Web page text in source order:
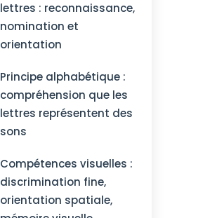
lettres : reconnaissance,
nomination et
orientation
Principe alphabétique :
compréhension que les
lettres représentent des
sons
Compétences visuelles :
discrimination fine,
orientation spatiale,